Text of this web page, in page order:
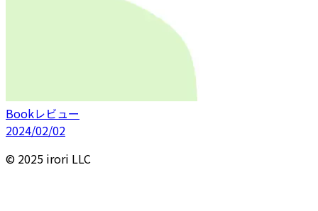
Bookレビュー
2024/02/02
© 2025 irori LLC